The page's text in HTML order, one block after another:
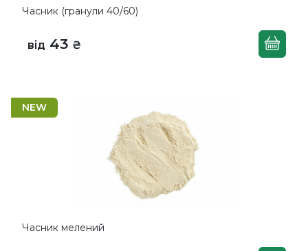
Часник (гранули 40/60)
від 43 ₴
NEW
Часник мелений